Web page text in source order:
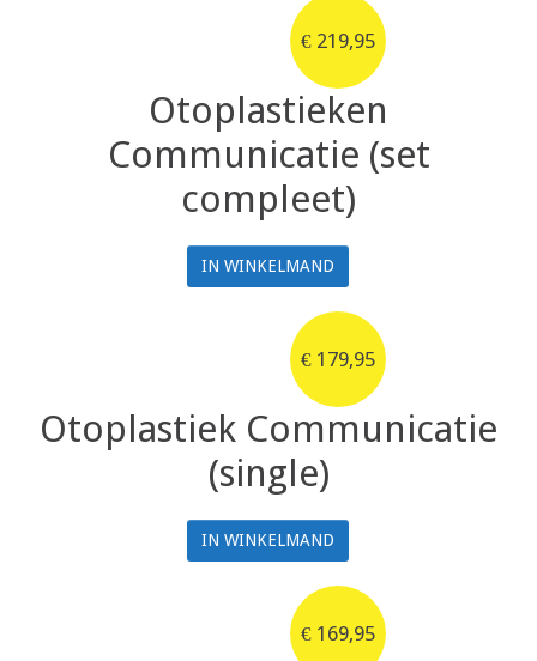
€ 219,95
Otoplastieken
Communicatie (set
compleet)
IN WINKELMAND
€ 179,95
Otoplastiek Communicatie
(single)
IN WINKELMAND
€ 169,95